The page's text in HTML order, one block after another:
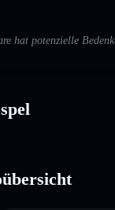
hat potenzielle